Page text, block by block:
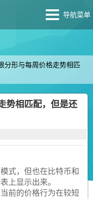
导航菜单
分形与每周价格走势相匹
势相匹配，但是还
式，但也在比特币和
上显示出来。
前的价格行为在较短